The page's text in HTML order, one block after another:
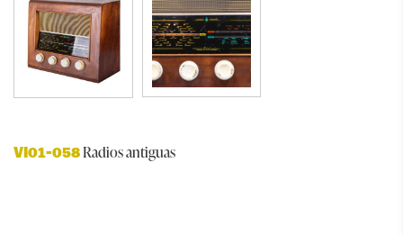
VI01-058Radios antiguas